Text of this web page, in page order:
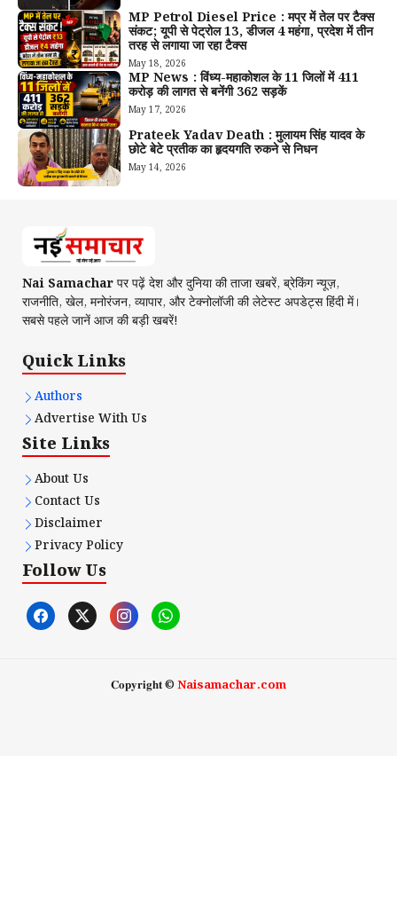
MP Petrol Diesel Price : मप्र में तेल पर टैक्स
संकट; यूपी से पेट्रोल ₹13, डीजल ₹4 महंगा, प्रदेश में तीन
तरह से लगाया जा रहा टैक्स
May 18, 2026
MP News : विंध्य-महाकोशल के 11 जिलों में 411
करोड़ की लागत से बनेंगी 362 सड़कें
May 17, 2026
Prateek Yadav Death : मुलायम सिंह यादव के
छोटे बेटे प्रतीक का हृदयगति रुकने से निधन
May 14, 2026
Nai Samacharपर पढ़ें देश और दुनिया की ताजा खबरें, ब्रेकिंग न्यूज़,
राजनीति, खेल, मनोरंजन, व्यापार, और टेक्नोलॉजी की लेटेस्ट अपडेट्स हिंदी में।
सबसे पहले जानें आज की बड़ी खबरें!
Quick Links
Authors
Advertise With Us
Site Links
About Us
Contact Us
Disclaimer
Privacy Policy
Follow Us
𝐂𝐨𝐩𝐲𝐫𝐢𝐠𝐡𝐭 ©Naisamachar.com